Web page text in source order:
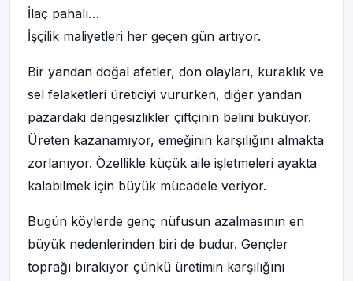
İlaç pahalı…
İşçilik maliyetleri her geçen gün artıyor.
Bir yandan doğal afetler, don olayları, kuraklık ve
sel felaketleri üreticiyi vururken, diğer yandan
pazardaki dengesizlikler çiftçinin belini büküyor.
Üreten kazanamıyor, emeğinin karşılığını almakta
zorlanıyor. Özellikle küçük aile işletmeleri ayakta
kalabilmek için büyük mücadele veriyor.
Bugün köylerde genç nüfusun azalmasının en
büyük nedenlerinden biri de budur. Gençler
toprağı bırakıyor çünkü üretimin karşılığını